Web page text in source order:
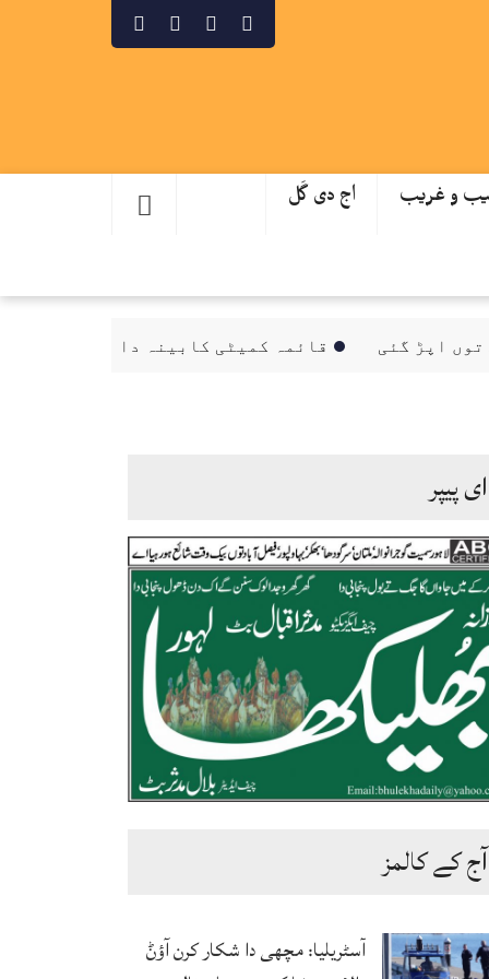
و غریب اج دی گَل
قائمہ کمیٹی کابینہ دا سرکاری اداریاں
ای پیپر
آج کے کالمز
آسٹریلیا: مچھی دا شکار کرن آؤݨ